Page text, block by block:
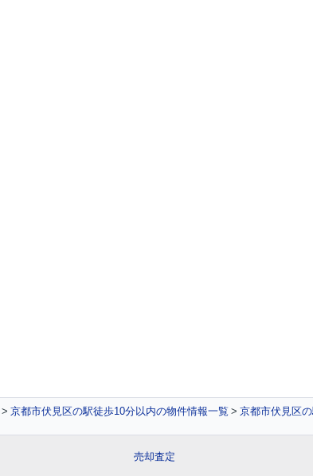
京都市伏見区の駅徒歩10分以内の物件情報一覧
京都市伏見区
売却査定